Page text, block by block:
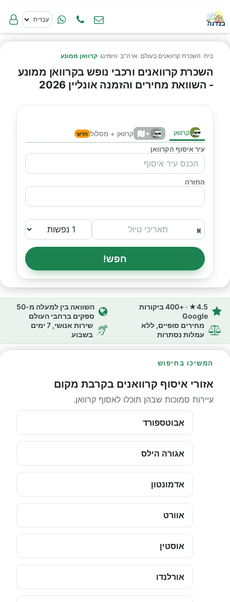
בית› השכרת קרוואנים בעולם › ארה"ב› וויומינג›קרוואן ממונע
השכרת קרוואנים ורכבי נופש בקרוואן ממונע
- השוואת מחירים והזמנה אונליין 2026
קרוואן + קרוואן + מסלול חדש
עיר איסוף הקרוואן
החזרה
חפש!
4.5★ · +400 ביקורות
Google
השוואה בין למעלה מ-50
ספקים ברחבי העולם
מחירים סופיים, ללא
עמלות נסתרות
שירות אנושי, 7 ימים
בשבוע
המשיכו בחיפוש
אזורי איסוף קרוואנים בקרבת מקום
עיירות סמוכות שבהן תוכלו לאסוף קרוואן.
אבוטספורד
אגורה הילס
אדמונטון
אוורט
אוסטין
אורלנדו